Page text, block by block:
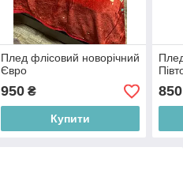
Плед флісовий новорічний
Євро
950₴
Купити
850